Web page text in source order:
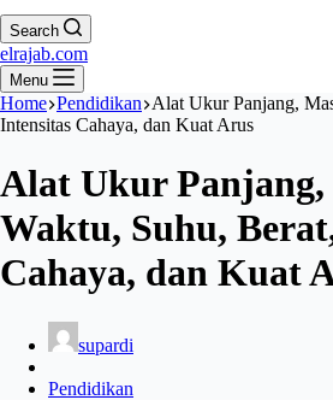
Search
elrajab.com
Menu
Home Pendidikan Alat Ukur Panjang,
Intensitas Cahaya, dan Kuat Arus
Alat Ukur Panjang,
Waktu, Suhu,
Cahaya, dan Kuat
supardi
Pendidikan